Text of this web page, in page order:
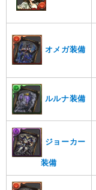
オメガ装備
ルルナ装備
ジョーカー
装備